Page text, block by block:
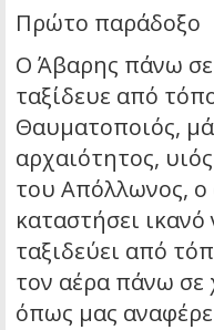
Πρώτο παράδοξο
Ο Άβαρης πάνω
ταξίδευε από
Θαυματοποιός,
αρχαιότητος,
του Απόλλωνος, ο
καταστήσει
ταξιδεύει από
τον αέρα πάνω σε
όπως μας